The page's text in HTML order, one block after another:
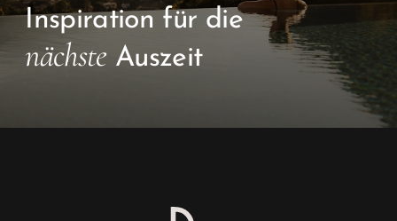
Inspiration für die
nächste Auszeit